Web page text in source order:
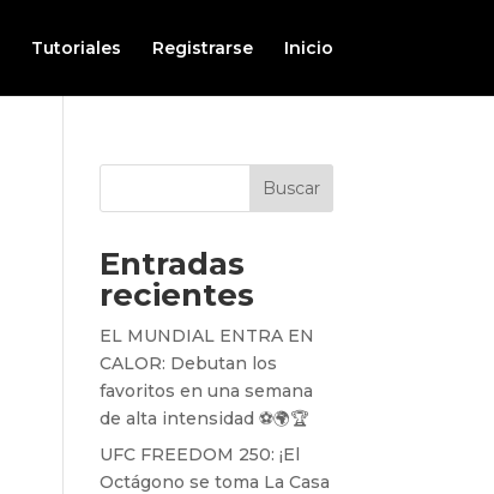
Tutoriales Registrarse Inicio
Buscar
Entradas
recientes
EL MUNDIAL ENTRA EN
CALOR: Debutan los
favoritos en una semana
de alta intensidad ⚽️🌍🏆
UFC FREEDOM 250: ¡El
Octágono se toma La Casa